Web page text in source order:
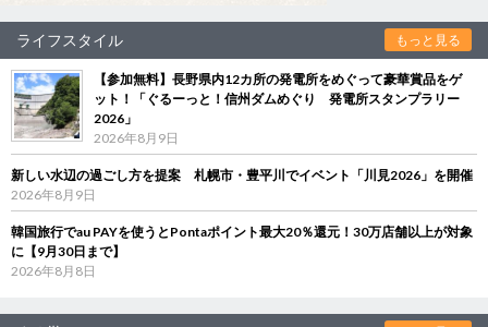
ライフスタイル もっと見る
【参加無料】長野県内12カ所の発電所をめぐって豪華賞品をゲ
ット！「ぐるーっと！信州ダムめぐり 発電所スタンプラリー
2026」
2026年8月9日
新しい水辺の過ごし方を提案 札幌市・豊平川でイベント「川見2026」を開催
2026年8月9日
韓国旅行でau PAYを使うとPontaポイント最大20％還元！30万店舗以上が対象
に【9月30日まで】
2026年8月8日